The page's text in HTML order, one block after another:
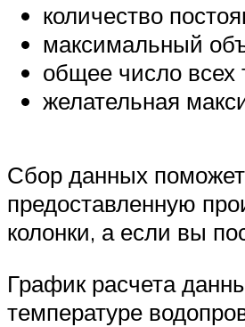
количество
максимальный
общее число всех
желательная
Сбор данных
предоставленную
колонки, а если вы
График расчета
температуре